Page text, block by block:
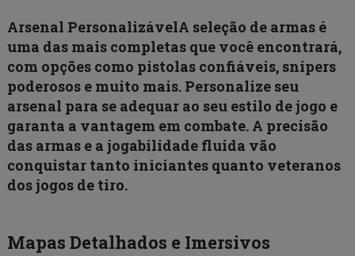
Arsenal PersonalizávelA seleção de armas é
uma das mais completas que você encontrará,
com opções como pistolas confiáveis, snipers
poderosos e muito mais. Personalize seu
arsenal para se adequar ao seu estilo de jogo e
garanta a vantagem em combate. A precisão
das armas e a jogabilidade fluida vão
conquistar tanto iniciantes quanto veteranos
dos jogos de tiro.
Mapas Detalhados e Imersivos